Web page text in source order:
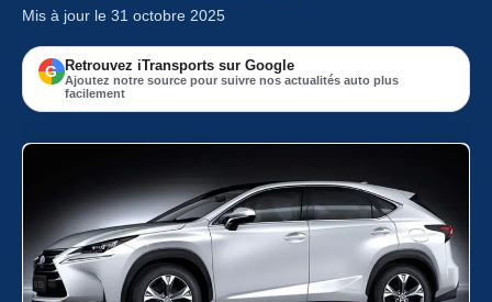
Mis à jour le 31 octobre 2025
G Retrouvez iTransports sur Google
Ajoutez notre source pour suivre nos actualités auto plus
facilement